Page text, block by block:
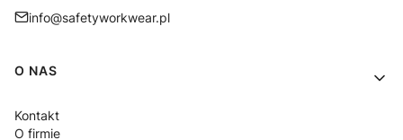
info@safetyworkwear.pl
Linki w stopce
O NAS
Kontakt
O firmie